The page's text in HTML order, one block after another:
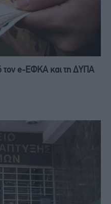
e-ΕΦΚΑ και τη ΔΥΠΑ